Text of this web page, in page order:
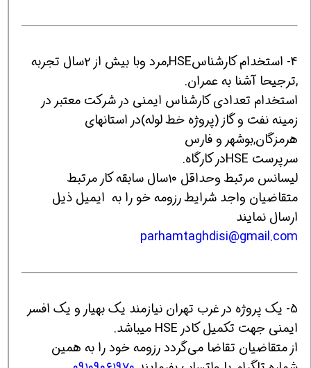
4- استخدام کارشناسHSE,مرد وبا بیش از ٢سال تجربه
,ترجیحا آشنا به عمران.
استخدام تعدادی کارشناس ایمنی در شرکت معتبر در
زمینه نفت و گاز (پروژه خط لوله)در استانهای
هرمزگان,بوشهر و فارس
سرپرست HSEدر کارگاه.
لیسانس مرتبط وحداقل ١٠سال سابقه کار مرتبط
متقاضیان واجد شرایط رزومه خو را به ایمیل ذیل
ارسال نمایند
parhamtaghdisi@gmail.com
5- یک پروژه در غرب تهران نیازمند یک بهیار و یک افسر
ایمنی جهت تکمیل کادر HSE میباشد.
از متقاضیان تقاضا می‌گردد رزومه خود را به همین